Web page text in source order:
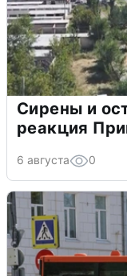
Сирены и
реакция
6 августа 0